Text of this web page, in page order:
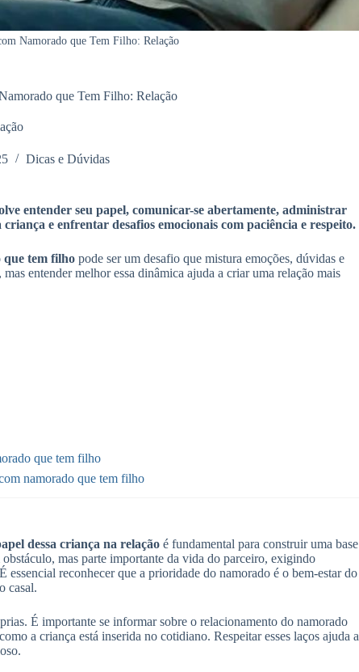
Namorado que Tem Filho: Relação
que Tem Filho: Relação
Dicas e Dúvidas
entender seu papel, comunicar-se abertamente, administrar
e enfrentar desafios emocionais com paciência e respeito.
que tem filho pode ser um desafio que mistura emoções, dúvidas e
entender melhor essa dinâmica ajuda a criar uma relação mais
que tem filho
namorado que tem filho
dessa criança na relação é fundamental para construir uma base
mas parte importante da vida do parceiro, exigindo
essencial reconhecer que a prioridade do namorado é o bem-estar do
casal.
É importante se informar sobre o relacionamento do namorado
a criança está inserida no cotidiano. Respeitar esses laços ajuda a